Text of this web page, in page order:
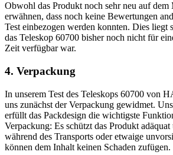
Obwohl das Produkt noch sehr neu auf
erwähnen, dass noch keine Bewertungen
Test einbezogen werden konnten. Dies liegt
das Teleskop 60700 bisher noch nicht für
Zeit verfügbar war.
4. Verpackung
In unserem Test des Teleskops 60700 von
uns zunächst der Verpackung gewidmet.
erfüllt das Packdesign die wichtigste
Verpackung: Es schützt das Produkt
während des Transports oder etwaige
können dem Inhalt keinen Schaden zufügen.